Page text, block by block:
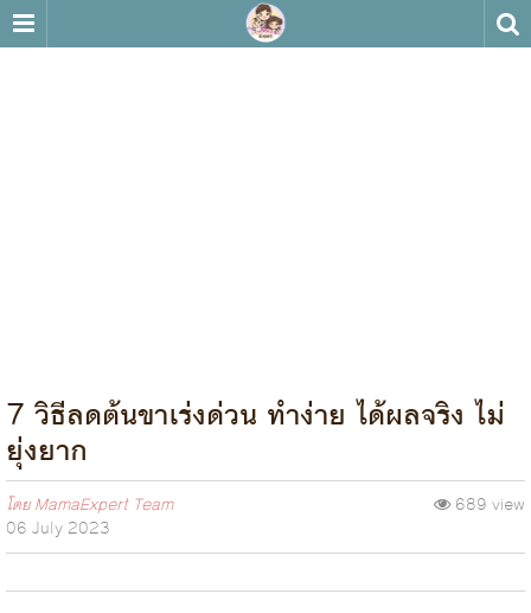
7 วิธีลดต้นขาเร่งด่วน ทำง่าย ได้ผลจริง ไม่
ยุ่งยาก
โดยMamaExpert Team
06 July 2023
689 view